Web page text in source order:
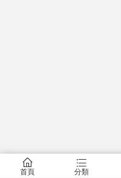
󰂠
首頁
󰂦
分類